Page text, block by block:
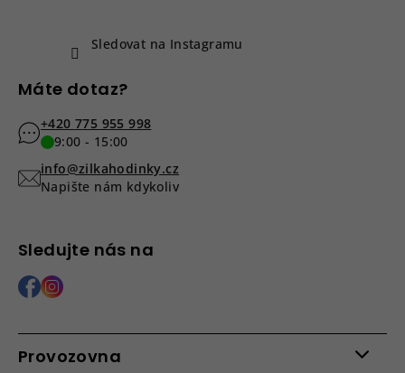
Sledovat na Instagramu
Máte dotaz?
+420 775 955 998
9:00 - 15:00
info@zilkahodinky.cz
Napište nám kdykoliv
Sledujte nás na
Provozovna